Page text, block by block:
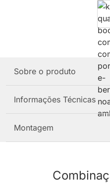
Sobre o produto
Informações Técnicas
Montagem